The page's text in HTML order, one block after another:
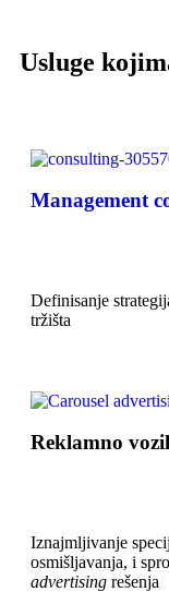
Usluge
Management
Definisanje
tržišta
Reklamno
Iznajmljivanje
osmišljavanja, i
advertising rešenja